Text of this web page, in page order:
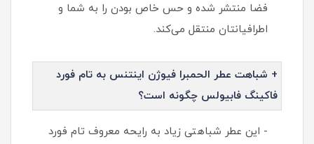
فضا منتشر شده و حس خاص بودن را به شما و
اطرافیانتان منتقل می‌کند.
+ شباهت عطر الحمبرا فیوژن اینتنس به تام فورد
فاکینگ فابیولس چگونه است؟
- این عطر شباهتی زیاد به رایحه معروف تام فورد